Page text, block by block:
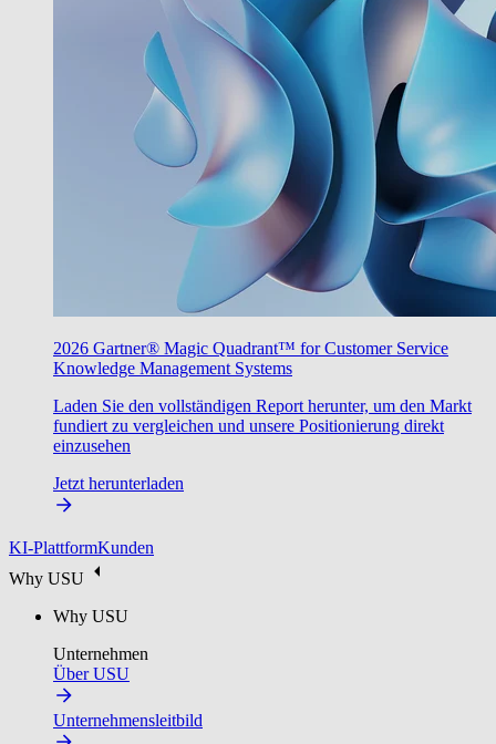
2026 Gartner® Magic Quadrant™ for Customer Service
Knowledge Management Systems
Laden Sie den vollständigen Report herunter, um den Markt
fundiert zu vergleichen und unsere Positionierung direkt
einzusehen
Jetzt herunterladen
KI-PlattformKunden
Why USU
Why USU
Unternehmen
Über USU
Unternehmensleitbild